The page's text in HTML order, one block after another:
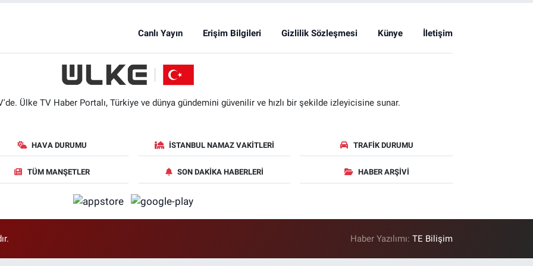
Canlı Yayın Erişim Bilgileri Gizlilik Sözleşmesi Künye İletişim
Ülke TV Haber Portalı, Türkiye ve dünya gündemini güvenilir ve hızlı bir şekilde izleyicisine sunar.
HAVA DURUMU İSTANBUL NAMAZ VAKITLERI TRAFIK DURUMU
TÜM MANŞETLER SON DAKIKA HABERLERI HABER ARŞIVI
Haber Yazılımı:TE Bilişim